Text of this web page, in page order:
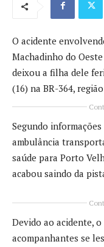
O acidente
Machadinho do
deixou a filha dele
(16) na BR-364,
Segundo
ambulância
saúde para Porto
acabou saindo da
Devido ao acidente,
acompanhantes se